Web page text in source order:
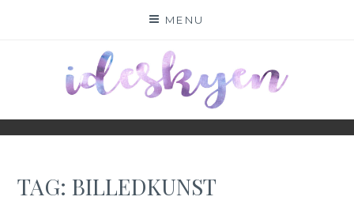
MENU
WWW.IDESKYEN.DK
KREATIVE IDEER TIL DELING
TAG:BILLEDKUNST